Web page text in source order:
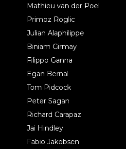
Mathieu van der Poel
Primoz Roglic
Julian Alaphilippe
Biniam Girmay
Filippo Ganna
Egan Bernal
Tom Pidcock
Peter Sagan
Richard Carapaz
Jai Hindley
Fabio Jakobsen